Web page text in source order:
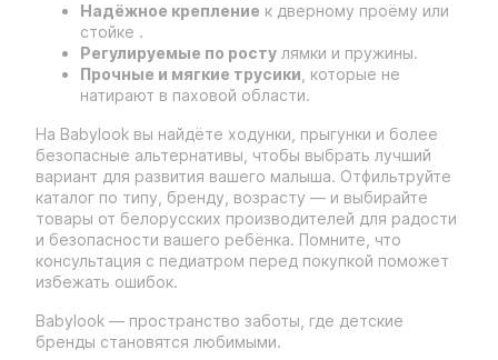
Надёжное крепление к дверному проёму или
стойке .
Регулируемые по росту лямки и пружины.
Прочные и мягкие трусики , которые не
натирают в паховой области.
На Babylook вы найдёте ходунки, прыгунки и более
безопасные альтернативы, чтобы выбрать лучший
вариант для развития вашего малыша. Отфильтруйте
каталог по типу, бренду, возрасту — и выбирайте
товары от белорусских производителей для радости
и безопасности вашего ребёнка. Помните, что
консультация с педиатром перед покупкой поможет
избежать ошибок.
Babylook — пространство заботы, где детские
бренды становятся любимыми.